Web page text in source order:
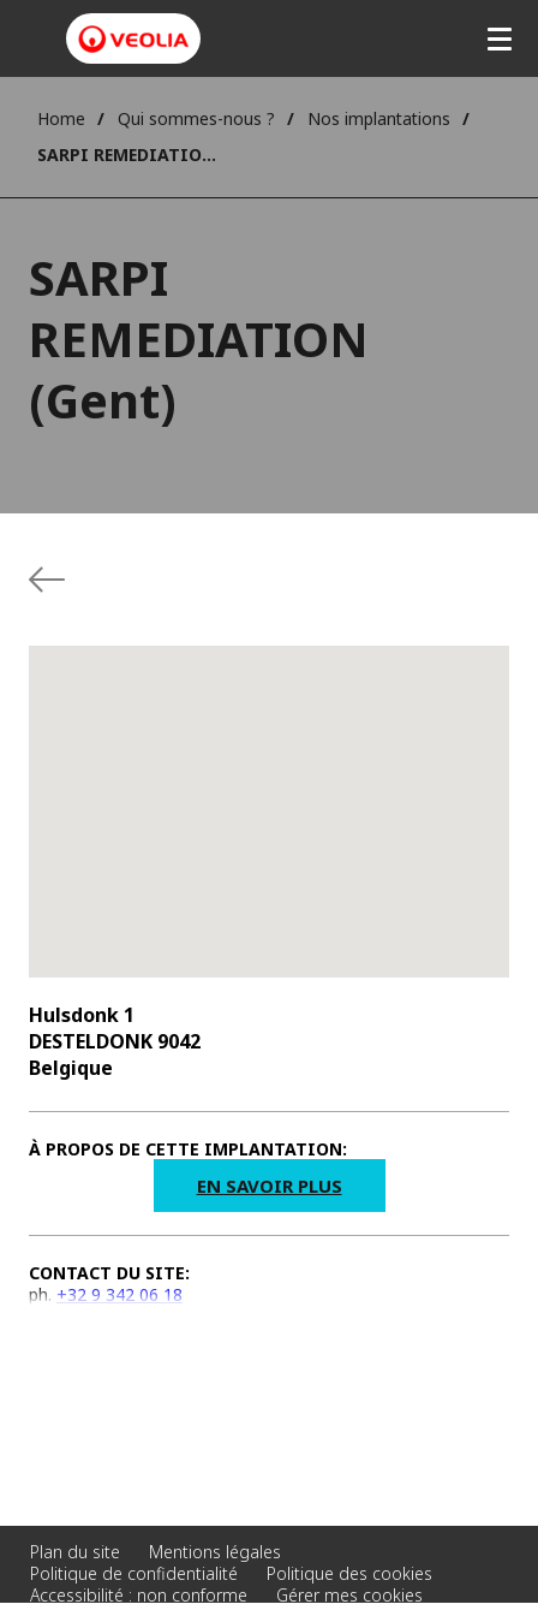
Home Qui sommes-nous ?
Nos implantations
SARPI REMEDIATION (Gent)
SARPI
REMEDIATION
(Gent)
Hulsdonk 1
DESTELDONK 9042
Belgique
À PROPOS DE CETTE IMPLANTATION:
EN SAVOIR PLUS
CONTACT DU SITE:
ph. +32 9 342 06 18
Plan du site
Mentions légales
Politique de confidentialité
Politique des cookies
Accessibilité : non conforme
Gérer mes cookies